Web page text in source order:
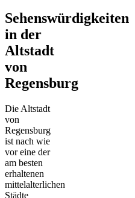
Sehenswürdigkeiten
in der
Altstadt
von
Regensburg
Die Altstadt
von
Regensburg
ist nach wie
vor eine der
am besten
erhaltenen
mittelalterlichen
Städte